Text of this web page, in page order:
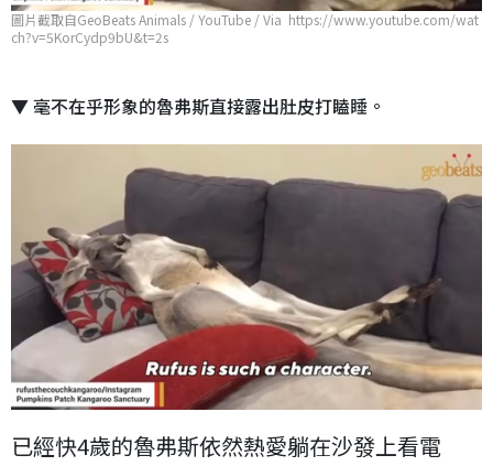
圖片截取自GeoBeats Animals / YouTube / Via https://www.youtube.com/wat
ch?v=5KorCydp9bU&t=2s
▼ 毫不在乎形象的魯弗斯直接露出肚皮打瞌睡。
已經快4歲的魯弗斯依然熱愛躺在沙發上看電